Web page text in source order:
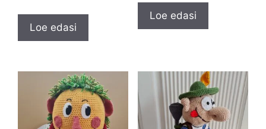
Loe edasi
Loe edasi